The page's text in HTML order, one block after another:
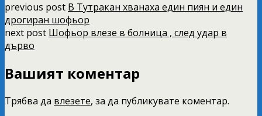
previous post В Тутракан хванаха един пиян и един
дрогиран шофьор
next post Шофьор влезе в болница , след удар в
дърво
Вашият коментар
Трябва да влезете, за да публикувате коментар.